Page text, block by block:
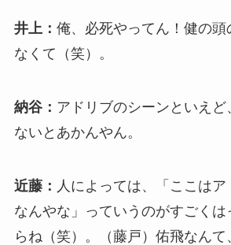
井上： 俺、必死やってん！健の頭
なくて（笑）。
納谷： アドリブのシーンといえ
ないとあかんやん。
近藤： 人によっては、「ここは
なんやな」っていうのがすごく
らね（笑）。（藤戸）佑飛なんて